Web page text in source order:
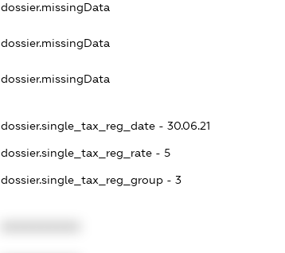
dossier.missingData
dossier.missingData
dossier.missingData
dossier.single_tax_reg_date - 30.06.21
dossier.single_tax_reg_rate - 5
dossier.single_tax_reg_group - 3